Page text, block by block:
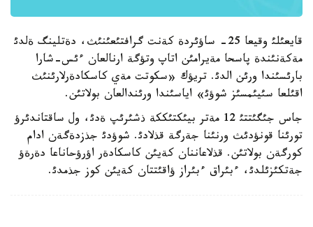
قايعئلئ وقيعا 25- ساؤئردة كةنت گرافتئعئنئث، دةتلينگ ةلدئ
مةكةنئندة پاسحا مةيرامئن اتاپ وتؤگة ارنالعان ءئس-شارا
بارئسئندا ورئن الدئ. تريؤك «سكوتت مةي كاسكادةرلارئنئث
اقئلعا سئيئمسئز شوؤئ» اياسئندا ورئندالعان بولاتئن.
جاس جئگئتتئ 12 مةتر بيئكتئككة ذشئرئپ ةدئ، ول ساقتاندئرؤ
تورئنا قونؤدئث ورنئنا جةرگة قذلادئ. شوؤدئ جذزدةگةن ادام
كورگةن بولاتئن. قذلاعاننان كةيئن كاسكادةر اؤرؤحاناعا دةرةؤ
جةتكئزئلدئ، ءبئراق ءبئراز ؤاقئتتان كةيئن كوز جذمدئ.